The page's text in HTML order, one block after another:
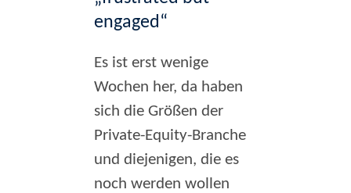
engaged“
Es ist erst wenige
Wochen her, da haben
sich die Größen der
Private-Equity-Branche
und diejenigen, die es
noch werden wollen